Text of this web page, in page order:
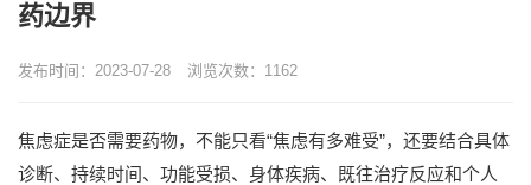
药边界
发布时间：2023-07-28 浏览次数： 1162
焦虑症是否需要药物，不能只看“焦虑有多难受”，还要结合具体
诊断、持续时间、功能受损、身体疾病、既往治疗反应和个人